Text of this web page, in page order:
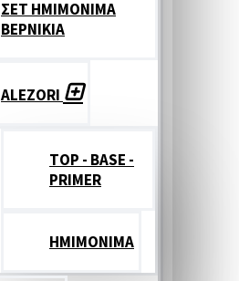
ΣΕΤ ΗΜΙΜΟΝΙΜΑ
ΒΕΡΝΙΚΙΑ
ALEZORI
TOP - BASE -
PRIMER
ΗΜΙΜΟΝΙΜΑ